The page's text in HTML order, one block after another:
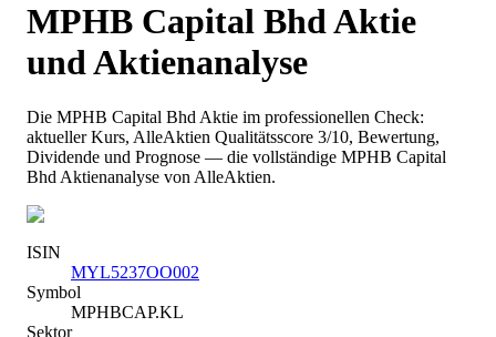
MPHB Capital BhdAktie
und Aktienanalyse
Die MPHB Capital Bhd Aktie im professionellen Check:
aktueller Kurs, AlleAktien Qualitätsscore 3/10, Bewertung,
Dividende und Prognose — die vollständige MPHB Capital
Bhd Aktienanalyse von AlleAktien.
ISIN
MYL5237OO002
Symbol
MPHBCAP.KL
Sektor